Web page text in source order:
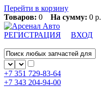
Перейти в корзину
Товаров: 0 На сумму: 0 р.
РЕГИСТРАЦИЯ ВХОД
+7 351 729-83-64
+7 343 204-94-00